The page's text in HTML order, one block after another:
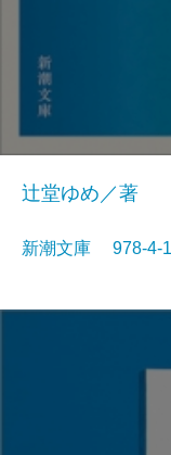
辻堂ゆめ／著
新潮文庫 978-4-